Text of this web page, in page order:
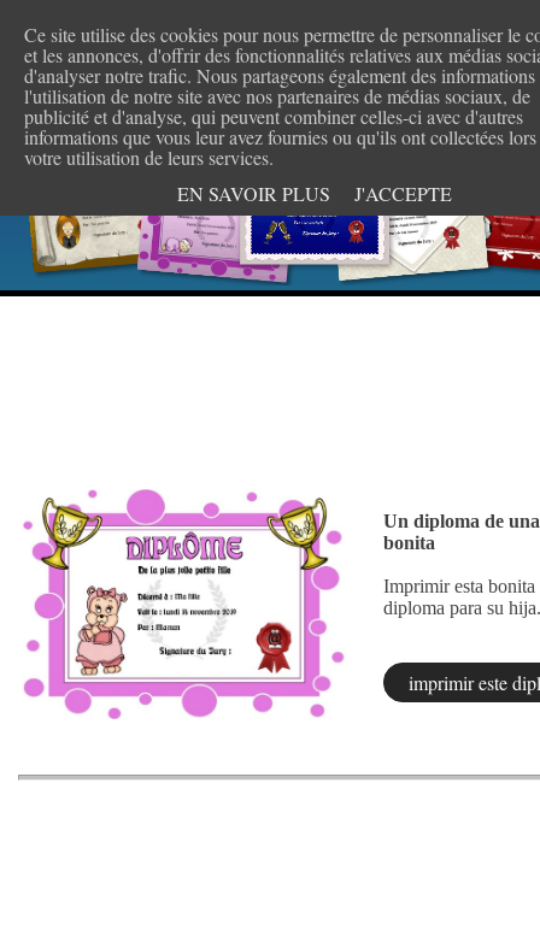
Crea
Un diploma de
bonita
Imprimir esta bonita
diploma para su hija.
Ce site utilise des cookies pour nous permettre de personnaliser le
et les annonces, d'offrir des fonctionnalités relatives aux médias
d'analyser notre trafic. Nous partageons également des informations
l'utilisation de notre site avec nos partenaires de médias sociaux, de
publicité et d'analyse, qui peuvent combiner celles-ci avec d'autres
informations que vous leur avez fournies ou qu'ils ont collectées
votre utilisation de leurs services.
EN SAVOIR PLUS
J'ACCEPTE